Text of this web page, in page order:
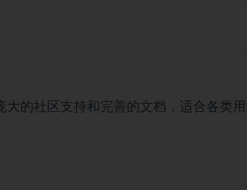
的社区支持和完善的文档，适合各类